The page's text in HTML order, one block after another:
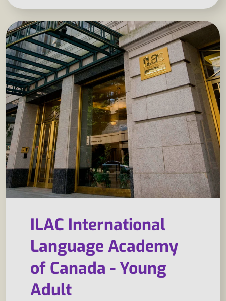
ILAC International
Language Academy
of Canada - Young
Adult